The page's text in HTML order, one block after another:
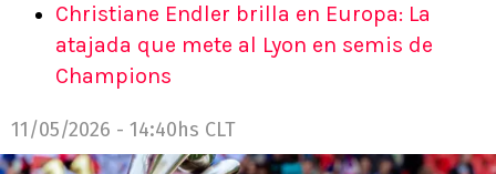
Christiane Endler brilla en Europa: La
atajada que mete al Lyon en semis de
Champions
11/05/2026 - 14:40hs CLT